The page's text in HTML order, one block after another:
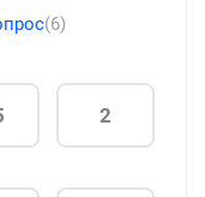
(6)
2